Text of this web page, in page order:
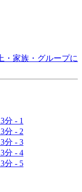
・家族・グループに